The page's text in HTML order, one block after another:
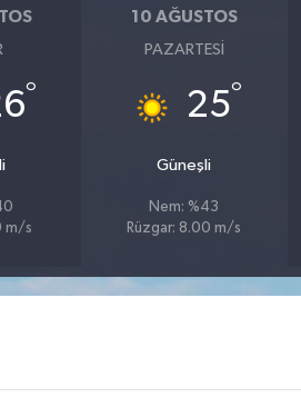
°
m/s
10 AĞUSTOS
PAZARTESI
25°
Güneşli
Nem: %43
Rüzgar: 8.00 m/s